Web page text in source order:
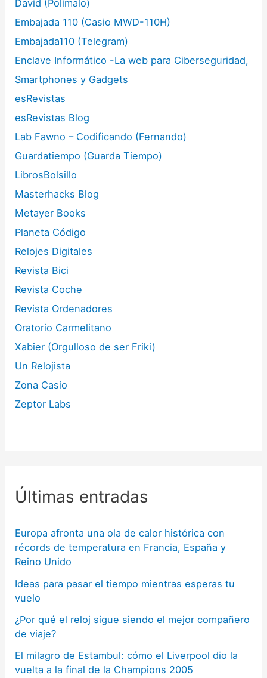
David (Polimalo)
Embajada 110 (Casio MWD-110H)
Embajada110 (Telegram)
Enclave Informático -La web para Ciberseguridad,
Smartphones y Gadgets
esRevistas
esRevistas Blog
Lab Fawno – Codificando (Fernando)
Guardatiempo (Guarda Tiempo)
LibrosBolsillo
Masterhacks Blog
Metayer Books
Planeta Código
Relojes Digitales
Revista Bici
Revista Coche
Revista Ordenadores
Oratorio Carmelitano
Xabier (Orgulloso de ser Friki)
Un Relojista
Zona Casio
Zeptor Labs
Últimas entradas
Europa afronta una ola de calor histórica con
récords de temperatura en Francia, España y
Reino Unido
Ideas para pasar el tiempo mientras esperas tu
vuelo
¿Por qué el reloj sigue siendo el mejor compañero
de viaje?
El milagro de Estambul: cómo el Liverpool dio la
vuelta a la final de la Champions 2005